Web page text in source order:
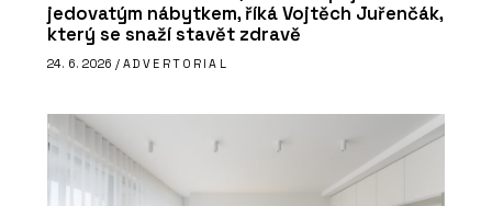
jedovatým nábytkem, říká Vojtěch Juřenčák,
který se snaží stavět zdravě
24. 6. 2026 / ADVERTORIAL